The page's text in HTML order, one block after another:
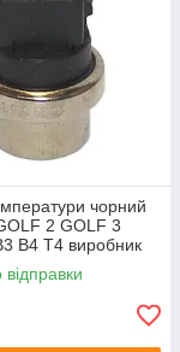
чорний
2 GOLF 3
B4 T4 виробник